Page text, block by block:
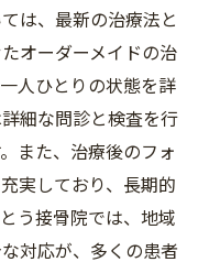
は、最新の治療法と
オーダーメイドの治
人ひとりの状態を詳
細な問診と検査を行
また、治療後のフォ
実しており、長期的
う接骨院では、地域
対応が、多くの患者